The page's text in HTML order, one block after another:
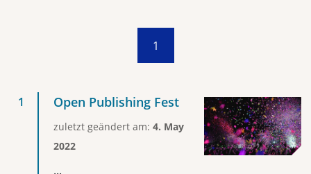
1
Open Publishing Fest
zuletzt geändert am: 4. May
2022
...